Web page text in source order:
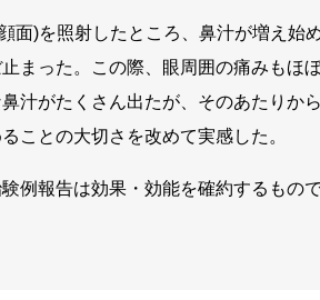
面)を照射したところ、鼻汁が増え
まった。この際、眼周囲の痛みもほ
汁がたくさん出たが、そのあたりか
ことの大切さを改めて実感した。
例報告は効果・効能を確約するもの